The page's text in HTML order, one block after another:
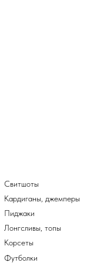
Лонгсливы, топы
Корсеты
Свитшоты
Пиджаки
Футболки
Кардиганы, джемперы